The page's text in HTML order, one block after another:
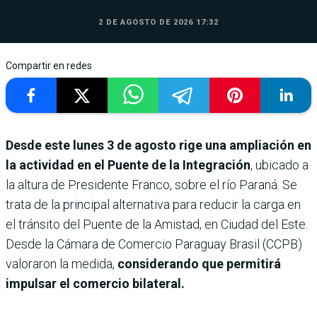
2 DE AGOSTO DE 2026 17:32
Compartir en redes
Desde este lunes 3 de agosto rige una ampliación en
la actividad en el Puente de la Integración, ubicado a
la altura de Presidente Franco, sobre el río Paraná. Se
trata de la principal alternativa para reducir la carga en
el tránsito del Puente de la Amistad, en Ciudad del Este.
Desde la Cámara de Comercio Paraguay Brasil (CCPB)
valoraron la medida, considerando que permitirá
impulsar el comercio bilateral.